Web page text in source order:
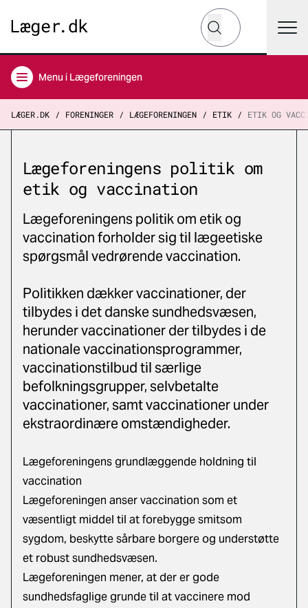
Hvad leder du efter?
Søg
Menu i Lægeforeningen
LÆGER.DK FORENINGER LÆGEFORENINGEN ETIK ETIK OG
Lægeforeningens politik om
etik og vaccination
Lægeforeningens politik om etik og
vaccination forholder sig til lægeetiske
spørgsmål vedrørende vaccination.
Politikken dækker vaccinationer, der
tilbydes i det danske sundhedsvæsen,
herunder vaccinationer der tilbydes i de
nationale vaccinationsprogrammer,
vaccinationstilbud til særlige
befolkningsgrupper, selvbetalte
vaccinationer, samt vaccinationer under
ekstraordinære omstændigheder.
Lægeforeningens grundlæggende holdning til
vaccination
Lægeforeningen anser vaccination som et
væsentligt middel til at forebygge smitsom
sygdom, beskytte sårbare borgere og understøtte
et robust sundhedsvæsen.
Lægeforeningen mener, at der er gode
sundhedsfaglige grunde til at vaccinere mod